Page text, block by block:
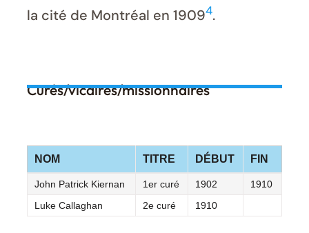
la cité de Montréal en 19094.
Curés/vicaires/missionnaires
NOM TITRE DÉBUT FIN
John Patrick Kiernan 1er curé 1902
1910
Luke Callaghan
2e curé 1910